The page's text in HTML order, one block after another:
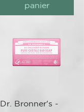
panier
Dr. Bronner's -